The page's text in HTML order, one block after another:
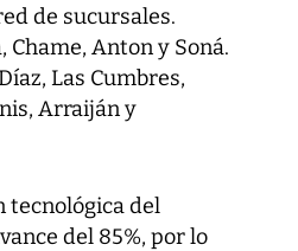
de sucursales.
Anton y Soná.
Las Cumbres,
Arraiján y
tecnológica del
del 85%, por lo